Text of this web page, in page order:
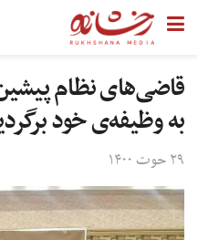
قاضی‌های نظام
به وظیفه‌ی خود
۲۹ حوت ۱۴۰۰